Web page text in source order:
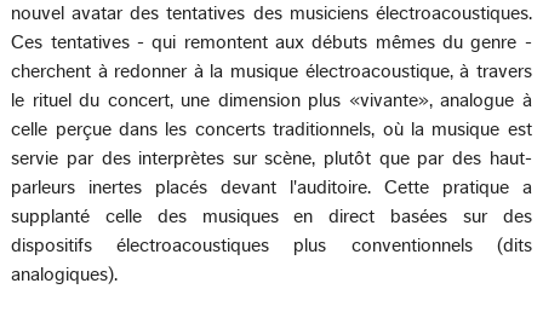
nouvel avatar des tentatives des musiciens électroacoustiques.
Ces tentatives - qui remontent aux débuts mêmes du genre -
cherchent à redonner à la musique électroacoustique, à travers
le rituel du concert, une dimension plus «vivante», analogue à
celle perçue dans les concerts traditionnels, où la musique est
servie par des interprètes sur scène, plutôt que par des haut-
parleurs inertes placés devant l'auditoire. Cette pratique a
supplanté celle des musiques en direct basées sur des
dispositifs électroacoustiques plus conventionnels (dits
analogiques).